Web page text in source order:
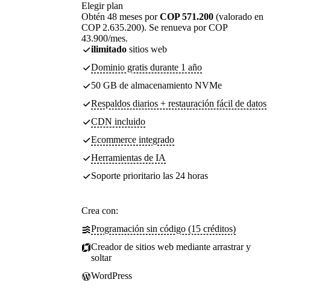
Elegir plan
Obtén 48 meses porCOP 571.200 (valorado en
COP 2.635.200). Se renueva por COP
43.900/mes.
ilimitado sitios web
Dominio gratis durante 1 año
50 GB de almacenamiento NVMe
Respaldos diarios + restauración fácil de datos
CDN incluido
Ecommerce integrado
Herramientas de IA
Soporte prioritario las 24 horas
Crea con:
Programación sin código (15 créditos)
Creador de sitios web mediante arrastrar y
soltar
WordPress